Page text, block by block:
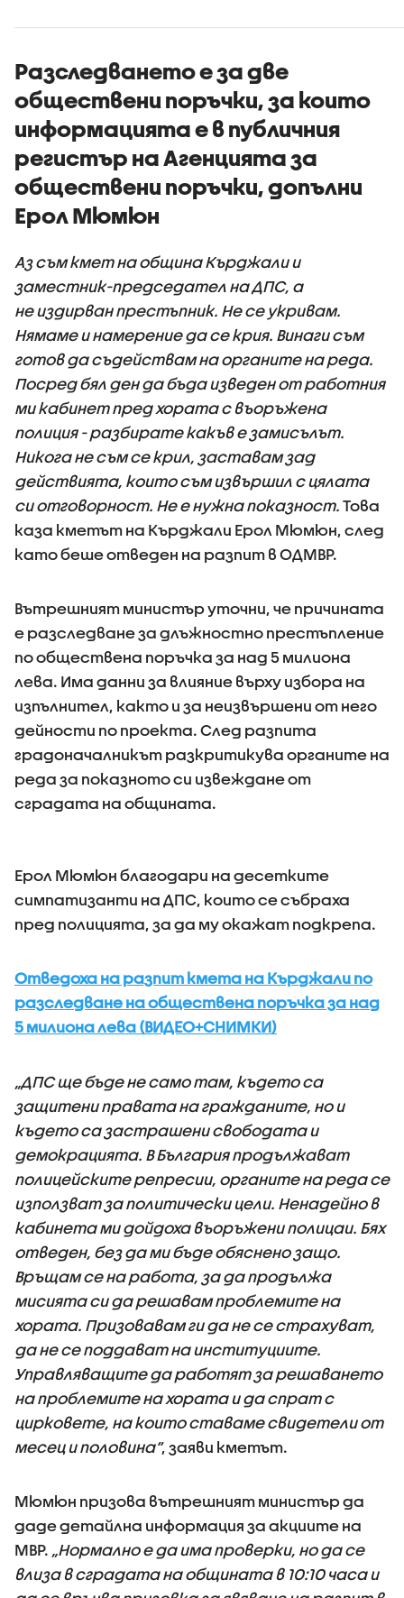
Разследването е за две
обществени поръчки, за които
информацията е в публичния
регистър на Агенцията за
обществени поръчки, допълни
Ерол Мюмюн
Аз съм кмет на община Кърджали и
заместник-председател на ДПС, а
не издирван престъпник. Не се укривам.
Нямаме и намерение да се крия. Винаги съм
готов да съдействам на органите на реда.
Посред бял ден да бъда изведен от работния
ми кабинет пред хората с въоръжена
полиция - разбирате какъв е замисълът.
Никога не съм се крил, заставам зад
действията, които съм извършил с цялата
си отговорност. Не е нужна показност. Това
каза кметът на Кърджали Ерол Мюмюн, след
като беше отведен на разпит в ОДМВР.
Вътрешният министър уточни, че причината
е разследване за длъжностно престъпление
по обществена поръчка за над 5 милиона
лева. Има данни за влияние върху избора на
изпълнител, както и за неизвършени от него
дейности по проекта. След разпита
градоначалникът разкритикува органите на
реда за показното си извеждане от
сградата на общината.
Ерол Мюмюн благодари на десетките
симпатизанти на ДПС, които се събраха
пред полицията, за да му окажат подкрепа.
Отведоха на разпит кмета на Кърджали по
разследване на обществена поръчка за над
5 милиона лева (ВИДЕО+СНИМКИ)
„ДПС ще бъде не само там, където са
защитени правата на гражданите, но и
където са застрашени свободата и
демокрацията. В България продължават
полицейските репресии, органите на реда се
използват за политически цели. Ненадейно в
кабинета ми дойдоха въоръжени полицаи. Бях
отведен, без да ми бъде обяснено защо.
Връщам се на работа, за да продължа
мисията си да решавам проблемите на
хората. Призовавам ги да не се страхуват,
да не се поддават на институциите.
Управляващите да работят за решаването
на проблемите на хората и да спрат с
цирковете, на които ставаме свидетели от
месец и половина“, заяви кметът.
Мюмюн призова вътрешният министър да
даде детайлна информация за акциите на
МВР. „Нормално е да има проверки, но да се
влиза в сградата на общината в 10:10 часа и